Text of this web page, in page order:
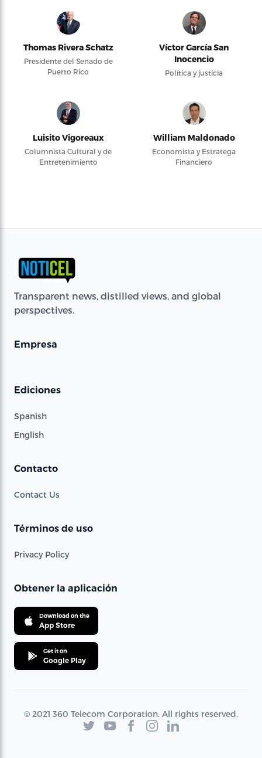
Thomas Rivera Schatz
Presidente del Senado de
Puerto Rico
Víctor García San
Inocencio
Política y justicia
Luisito Vigoreaux
Columnista Cultural y de
Entretenimiento
William Maldonado
Economista y Estratega
Financiero
Transparent news, distilled views, and global
perspectives.
Empresa
Ediciones
Spanish
English
Contacto
Contact Us
Términos de uso
Privacy Policy
Obtener la aplicación
Download on the
App Store
Get it on
Google Play
© 2021 360 Telecom Corporation. All rights reserved.